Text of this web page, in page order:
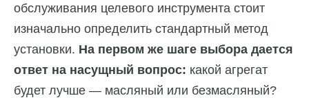
обслуживания целевого инструмента стоит
изначально определить стандартный метод
установки. На первом же шаге выбора дается
ответ на насущный вопрос: какой агрегат
будет лучше — масляный или безмасляный?